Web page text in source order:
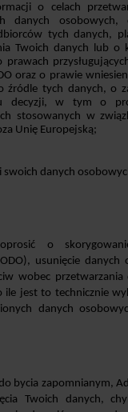
o celach
danych
tych danych,
Twoich danych lub o
oraz o prawie
źródle tych danych, o
decyzji, w tym o
stosowanych w
Unię Europejską;
swoich danych
o
usunięcie danych
wobec
ile jest to technicznie
danych
bycia zapomnianym,
Twoich danych,